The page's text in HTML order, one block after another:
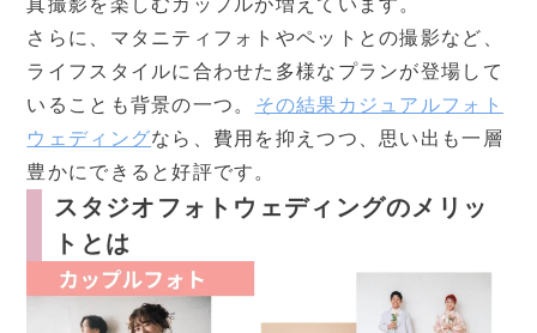
真撮影を楽しむカップルが増えています。
さらに、マタニティフォトやペットとの撮影など、
ライフスタイルに合わせた多様なプランが登場して
いることも背景の一つ。 その結果カジュアルフォト
ウェディングなら、費用を抑えつつ、思い出も一層
豊かにできると好評です。
スタジオフォトウェディングのメリッ
トとは